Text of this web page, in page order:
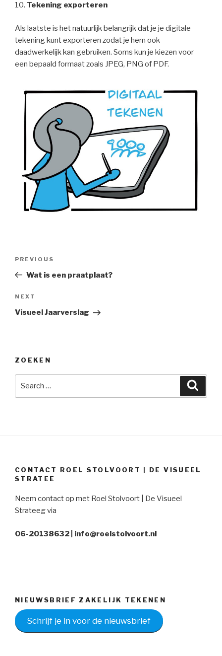
10. Tekening exporteren
Als laatste is het natuurlijk belangrijk dat je je digitale
tekening kunt exporteren zodat je hem ook
daadwerkelijk kan gebruiken. Soms kun je kiezen voor
een bepaald formaat zoals JPEG, PNG of PDF.
Previous
Post
PREVIOUS
Wat is een praatplaat?
Next
Post
NEXT
Visueel Jaarverslag
ZOEKEN
CONTACT ROEL STOLVOORT | DE VISUEEL
STRATEE
Neem contact op met Roel Stolvoort | De Visueel
Strateeg via
06-20138632 | info@roelstolvoort.nl
NIEUWSBRIEF ZAKELIJK TEKENEN
Schrijf je in voor de nieuwsbrief